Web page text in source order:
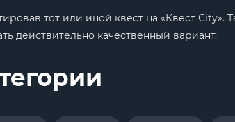
тот или иной квест на «Квест City».
действительно качественный вариант.